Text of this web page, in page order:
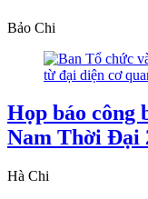
Bảo Chi
Họp báo công
Nam Thời Đại
Hà Chi